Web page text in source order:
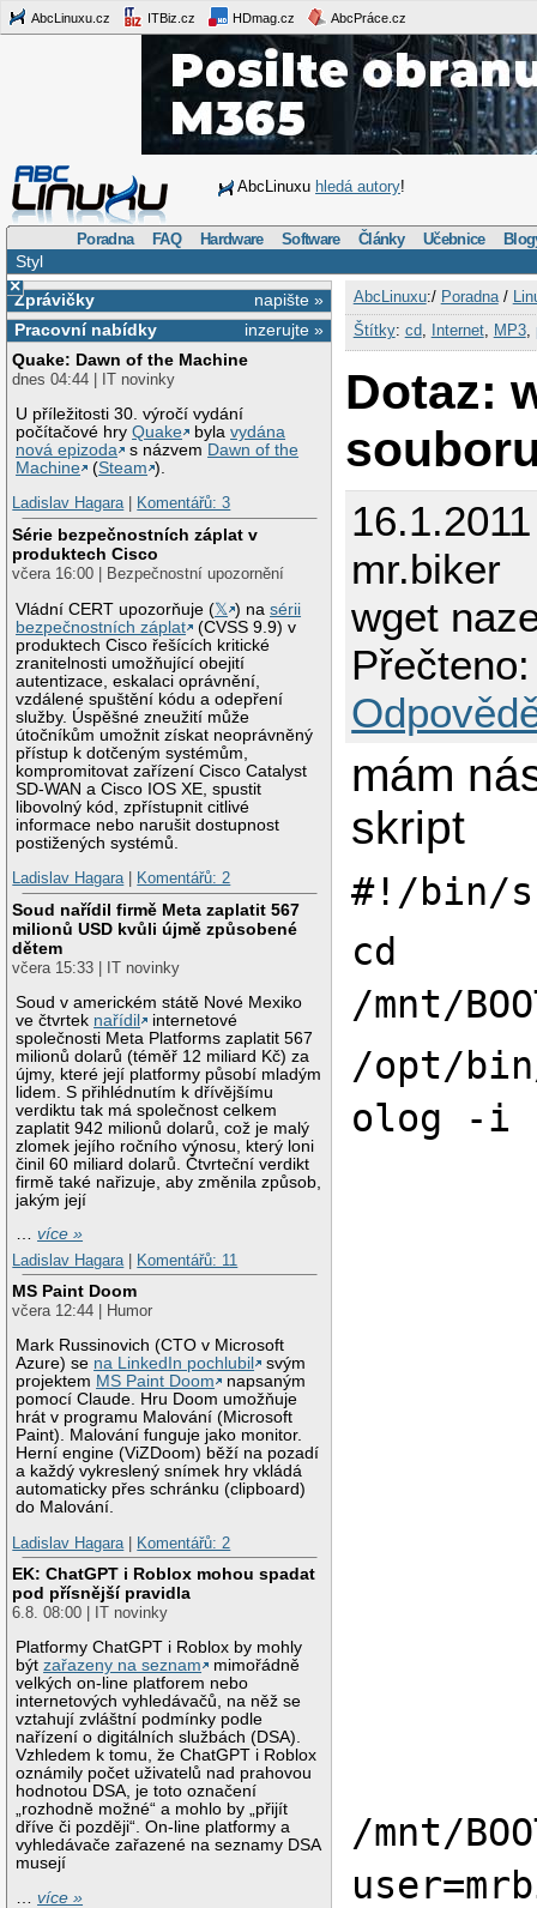
AbcLinuxu.cz ITBiz.cz HDmag.cz AbcPráce.cz
AbcLinuxu hledá autory!
Poradna FAQ Hardware Software Články Učebnice
Styl
×
napište »
Zprávičky
inzerujte »
Pracovní nabídky
Quake: Dawn of the Machine
dnes 04:44 | IT novinky
U příležitosti 30. výročí vydání
počítačové hryQuake bylavydána
nová epizoda
s názvem Dawn of the
Machine
(Steam ).
Ladislav Hagara| Komentářů: 3
Série bezpečnostních záplat v
produktech Cisco
včera 16:00 | Bezpečnostní upozornění
Vládní CERT upozorňuje (𝕏 ) nasérii
bezpečnostních záplat
(CVSS 9.9) v
produktech Cisco řešících kritické
zranitelnosti umožňující obejití
autentizace, eskalaci oprávnění,
vzdálené spuštění kódu a odepření
služby. Úspěšné zneužití může
útočníkům umožnit získat neoprávněný
přístup k dotčeným systémům,
kompromitovat zařízení Cisco Catalyst
SD-WAN a Cisco IOS XE, spustit
libovolný kód, zpřístupnit citlivé
informace nebo narušit dostupnost
postižených systémů.
Ladislav Hagara| Komentářů: 2
Soud nařídil firmě Meta zaplatit 567
milionů USD kvůli újmě způsobené
dětem
včera 15:33 | IT novinky
Soud v americkém státě Nové Mexiko
ve čtvrtek nařídil
internetové
společnosti Meta Platforms zaplatit 567
milionů dolarů (téměř 12 miliard Kč) za
újmy, které její platformy působí mladým
lidem. S přihlédnutím k dřívějšímu
verdiktu tak má společnost celkem
zaplatit 942 milionů dolarů, což je malý
zlomek jejího ročního výnosu, který loni
činil 60 miliard dolarů. Čtvrteční verdikt
firmě také nařizuje, aby změnila způsob,
jakým její
…více »
Ladislav Hagara
Komentářů: 11
MS Paint Doom
včera 12:44 | Humor
Mark Russinovich (CTO v Microsoft
Azure) se na LinkedIn pochlubil
svým
projektem MS Paint Doom
napsaným
pomocí Claude. Hru Doom umožňuje
hrát v programu Malování (Microsoft
Paint). Malování funguje jako monitor.
Herní engine (ViZDoom) běží na pozadí
a každý vykreslený snímek hry vkládá
automaticky přes schránku (clipboard)
do Malování.
Ladislav Hagara
Komentářů: 2
EK: ChatGPT i Roblox mohou spadat
pod přísnější pravidla
6.8. 08:00 | IT novinky
Platformy ChatGPT i Roblox by mohly
býtzařazeny na seznam
mimořádně
velkých on-line platforem nebo
internetových vyhledávačů, na něž se
vztahují zvláštní podmínky podle
nařízení o digitálních službách (DSA).
Vzhledem k tomu, že ChatGPT i Roblox
oznámily počet uživatelů nad prahovou
hodnotou DSA, je toto označení
„rozhodně možné“ a mohlo by „přijít
dříve či později“. On-line platformy a
vyhledávače zařazené na seznamy DSA
musejí
…více »
AbcLinuxu:/ Poradna/
Štítky: cd, Internet, MP3,
Dotaz:
mr.biker
wget
mám
skript
#!/bin/
cd
/mnt/
/opt/
olog -i
/mnt/